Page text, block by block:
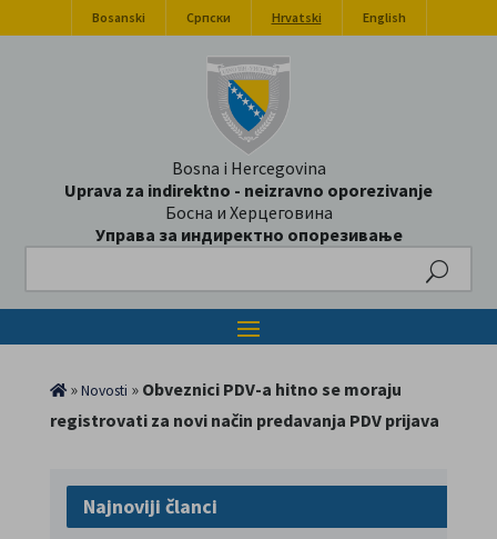
Bosanski Српски Hrvatski English
Bosna i Hercegovina
Uprava za indirektno - neizravno oporezivanje
Босна и Херцеговина
Управа за индиректно опорезивање
»Novosti » Obveznici PDV-a hitno se moraju
registrovati za novi način predavanja PDV prijava
Najnoviji članci